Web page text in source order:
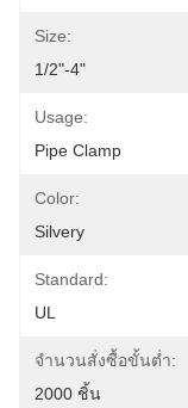
Size:
1/2"-4"
Usage:
Pipe Clamp
Color:
Silvery
Standard:
UL
จำนวนสั่งซื้อขั้นต่ำ:
2000 ชิ้น